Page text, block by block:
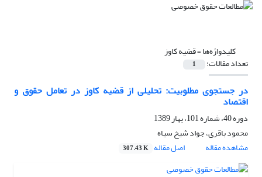
کلیدواژه‌ها =قضیه کاوز
تعداد مقالات: 1
در جستجوی مطلوبیت: تحلیلی از قضیه کاوز در تعامل حقوق و
اقتصاد
دوره 40، شماره 101، بهار 1389
محمود باقری، جواد شیخ سیاه
مشاهده مقاله
اصل مقاله 307.43 K